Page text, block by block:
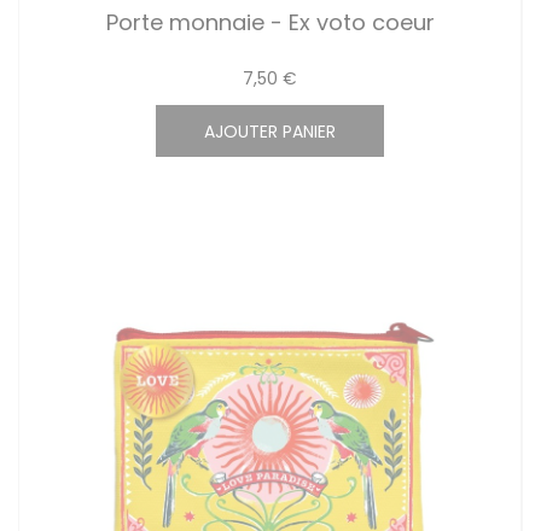
Porte monnaie - Ex voto coeur
7,50 €
AJOUTER PANIER